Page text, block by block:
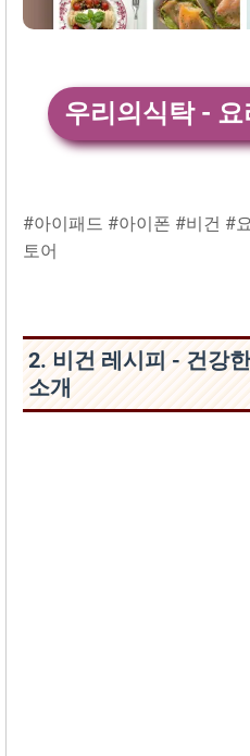
#아이패드 #아이폰 #비건 #
토어
2. 비건 레시피 - 건강
소개